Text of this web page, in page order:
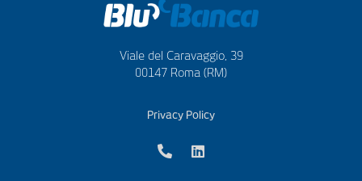
Viale del Caravaggio, 39
00147 Roma (RM)
Privacy Policy